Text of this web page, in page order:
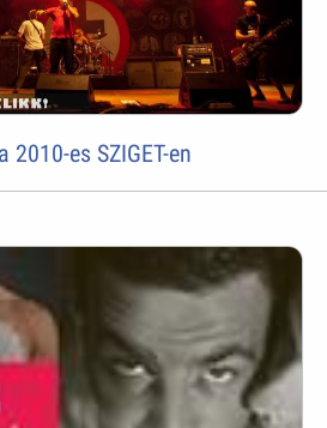
es SZIGET-en